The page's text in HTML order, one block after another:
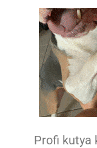
Profi kutya